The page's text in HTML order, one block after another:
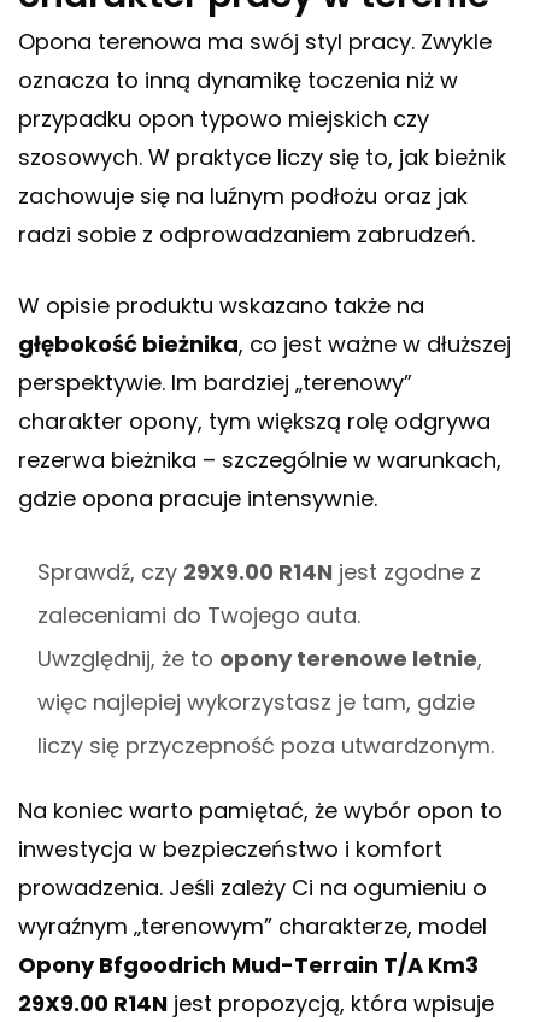
Opona terenowa ma swój styl pracy. Zwykle
oznacza to inną dynamikę toczenia niż w
przypadku opon typowo miejskich czy
szosowych. W praktyce liczy się to, jak bieżnik
zachowuje się na luźnym podłożu oraz jak
radzi sobie z odprowadzaniem zabrudzeń.
W opisie produktu wskazano także na
głębokość bieżnika, co jest ważne w dłuższej
perspektywie. Im bardziej „terenowy”
charakter opony, tym większą rolę odgrywa
rezerwa bieżnika – szczególnie w warunkach,
gdzie opona pracuje intensywnie.
Sprawdź, czy 29X9.00 R14N jest zgodne z
zaleceniami do Twojego auta.
Uwzględnij, że to opony terenowe letnie,
więc najlepiej wykorzystasz je tam, gdzie
liczy się przyczepność poza utwardzonym.
Na koniec warto pamiętać, że wybór opon to
inwestycja w bezpieczeństwo i komfort
prowadzenia. Jeśli zależy Ci na ogumieniu o
wyraźnym „terenowym” charakterze, model
Opony Bfgoodrich Mud-Terrain T/A Km3
29X9.00 R14N jest propozycją, która wpisuje